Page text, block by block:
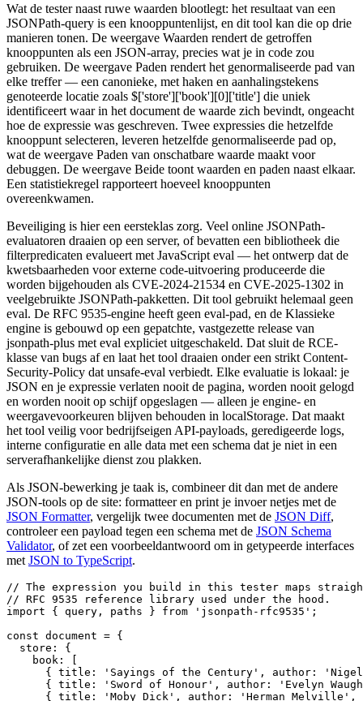
Wat de tester naast ruwe waarden blootlegt: het resultaat van een
JSONPath-query is een knooppuntenlijst, en dit tool kan die op drie
manieren tonen. De weergave Waarden rendert de getroffen
knooppunten als een JSON-array, precies wat je in code zou
gebruiken. De weergave Paden rendert het genormaliseerde pad van
elke treffer — een canonieke, met haken en aanhalingstekens
genoteerde locatie zoals $['store']['book'][0]['title'] die uniek
identificeert waar in het document de waarde zich bevindt, ongeacht
hoe de expressie was geschreven. Twee expressies die hetzelfde
knooppunt selecteren, leveren hetzelfde genormaliseerde pad op,
wat de weergave Paden van onschatbare waarde maakt voor
debuggen. De weergave Beide toont waarden en paden naast elkaar.
Een statistiekregel rapporteert hoeveel knooppunten
overeenkwamen.
Beveiliging is hier een eersteklas zorg. Veel online JSONPath-
evaluatoren draaien op een server, of bevatten een bibliotheek die
filterpredicaten evalueert met JavaScript eval — het ontwerp dat de
kwetsbaarheden voor externe code-uitvoering produceerde die
worden bijgehouden als CVE-2024-21534 en CVE-2025-1302 in
veelgebruikte JSONPath-pakketten. Dit tool gebruikt helemaal geen
eval. De RFC 9535-engine heeft geen eval-pad, en de Klassieke
engine is gebouwd op een gepatchte, vastgezette release van
jsonpath-plus met eval expliciet uitgeschakeld. Dat sluit de RCE-
klasse van bugs af en laat het tool draaien onder een strikt Content-
Security-Policy dat unsafe-eval verbiedt. Elke evaluatie is lokaal: je
JSON en je expressie verlaten nooit de pagina, worden nooit gelogd
en worden nooit op schijf opgeslagen — alleen je engine- en
weergavevoorkeuren blijven behouden in localStorage. Dat maakt
het tool veilig voor bedrijfseigen API-payloads, geredigeerde logs,
interne configuratie en alle data met een schema dat je niet in een
serverafhankelijke dienst zou plakken.
Als JSON-bewerking je taak is, combineer dit dan met de andere
JSON-tools op de site: formatteer en print je invoer netjes met de
JSON Formatter, vergelijk twee documenten met de JSON Diff,
controleer een payload tegen een schema met de JSON Schema
Validator, of zet een voorbeeldantwoord om in getypeerde interfaces
met JSON to TypeScript.
// The expression you build in this tester maps
// RFC 9535 reference library used under the hood.
import { query, paths } from 'jsonpath-rfc9535';
const document = {
  store: {
    book: [
{ title: 'Sayings of the Century', author:
{ title: 'Sword of Honour', author: 'Evelyn
{ title: 'Moby Dick', author: 'Herman Melville',